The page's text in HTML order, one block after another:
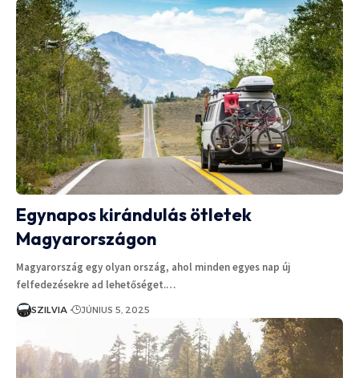
Egynapos kirándulás ötletek
Magyarországon
Magyarország egy olyan ország, ahol minden egyes nap új
felfedezésekre ad lehetőséget.…
SZILVIA JÚNIUS 5, 2025